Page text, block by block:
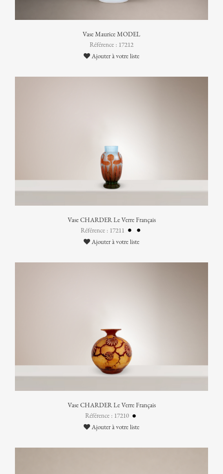
Vase Maurice MODEL
Référence : 17212
Ajouter à votre liste
Vase CHARDER Le Verre Français
Référence : 17211
Ajouter à votre liste
Vase CHARDER Le Verre Français
Référence : 17210
Ajouter à votre liste